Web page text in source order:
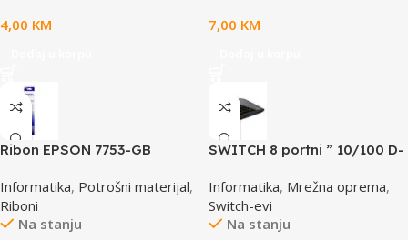
4,00 KM
7,00 KM
Ribon EPSON 7753-GB
/4X0/5X0/8X0 (A4)S015633
Informatika, Potrošni materijal,
Riboni
Na stanju
SWITCH 8 portni ” 10/100 D-
Informatika, Mrežna oprema,
Switch-evi
Na stanju